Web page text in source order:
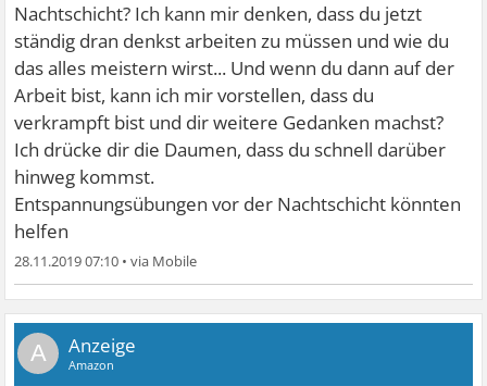
Nachtschicht? Ich kann mir denken, dass du jetzt
ständig dran denkst arbeiten zu müssen und wie du
das alles meistern wirst... Und wenn du dann auf der
Arbeit bist, kann ich mir vorstellen, dass du
verkrampft bist und dir weitere Gedanken machst?
Ich drücke dir die Daumen, dass du schnell darüber
hinweg kommst.
Entspannungsübungen vor der Nachtschicht könnten
helfen
28.11.2019 07:10 •
A